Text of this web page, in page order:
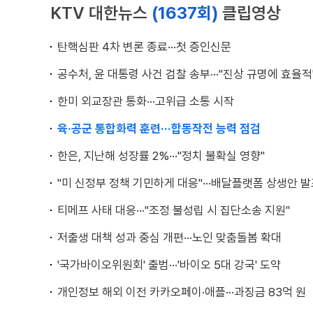
KTV 대한뉴스 (1637회) 클립영상
탄핵심판 4차 변론 종료···첫 증인신문
공수처, 윤 대통령 사건 검찰 송부···"진상 규명에 효율
한미 외교장관 통화···고위급 소통 시작
육·공군 통합화력 훈련···합동작전 능력 점검
한은, 지난해 성장률 2%···"정치 불확실 영향"
"미 신정부 정책 기민하게 대응"···배달플랫폼 상생안
티메프 사태 대응···"조정 불성립 시 집단소송 지원"
저출생 대책 성과 중심 개편···노인 맞춤돌봄 확대
'국가바이오위원회' 출범···'바이오 5대 강국' 도약
개인정보 해외 이전 카카오페이·애플···과징금 83억 원